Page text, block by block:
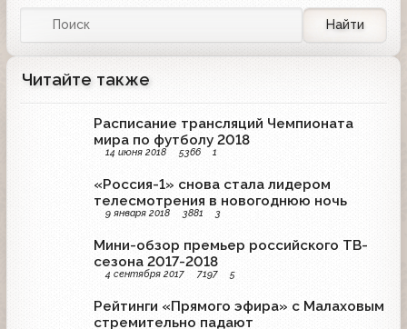
Найти
Читайте также
Расписание трансляций Чемпионата
мира по футболу 2018
14 июня 2018 5366 1
«Россия-1» снова стала лидером
телесмотрения в новогоднюю ночь
9 января 2018 3881 3
Мини-обзор премьер российского ТВ-
сезона 2017-2018
4 сентября 2017 7197 5
Рейтинги «Прямого эфира» с Малаховым
стремительно падают